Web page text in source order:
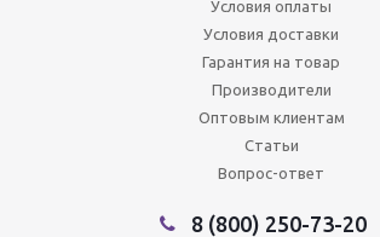
Условия оплаты
Условия доставки
Гарантия на товар
Производители
Оптовым клиентам
Статьи
Вопрос-ответ
8 (800) 250-73-20